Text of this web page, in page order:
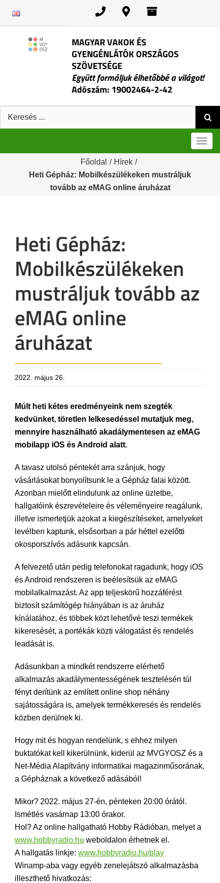
MAGYAR VAKOK ÉS
GYENGÉNLÁTÓK ORSZÁGOS
SZÖVETSÉGE
Együtt formáljuk élhetőbbé a világot!
Adószám: 19002464-2-42
Keresés:
Főoldal / Hírek /
Heti Gépház: Mobilkészülékeken mustráljuk
tovább az eMAG online áruházat
Heti Gépház:
Mobilkészülékeken
mustráljuk tovább az
eMAG online
áruházat
2022. május 26.
Múlt heti kétes eredményeink nem szegték
kedvünket, töretlen lelkesedéssel mutatjuk meg,
mennyire használható akadálymentesen az eMAG
mobilapp iOS és Android alatt.
A tavasz utolsó péntekét arra szánjuk, hogy
vásárlásokat bonyolítsunk le a Gépház falai között.
Azonban mielőtt elindulunk az online üzletbe,
hallgatóink észrevételeire és véleményeire reagálunk,
illetve ismertetjük azokat a kiegészítéseket, amelyeket
levélben kaptunk, elsősorban a pár héttel ezelőtti
okosporszívós adásunk kapcsán.
A felvezető után pedig telefonokat ragadunk, hogy iOS
és Android rendszeren is beélesítsük az eMAG
mobilalkalmazást. Az app teljeskörű hozzáférést
biztosít számítógép hiányában is az áruház
kínálatához, és többek közt lehetővé teszi termékek
kikeresését, a portékák közti válogatást és rendelés
leadását is.
Adásunkban a mindkét rendszerre elérhető
alkalmazás akadálymentességének tesztelésén túl
fényt derítünk az említett online shop néhány
sajátosságára is, amelyek termékkeresés és rendelés
közben derülnek ki.
Hogy mit és hogyan rendelünk, s ehhez milyen
buktatókat kell kikerülnünk, kiderül az MVGYOSZ és a
Net-Média Alapítvány informatikai magazinműsorának,
a Gépháznak a következő adásából!
Mikor? 2022. május 27-én, pénteken 20:00 órától.
Ismétlés vasárnap 13:00 órakor.
Hol? Az online hallgatható Hobby Rádióban, melyet a
www.hobbyradio.hu weboldalon érhetnek el.
A hallgatás linkje: www.hobbyradio.hu/play
Winamp-aba vagy egyéb zenelejátszó alkalmazásba
illeszthető hivatkozás: